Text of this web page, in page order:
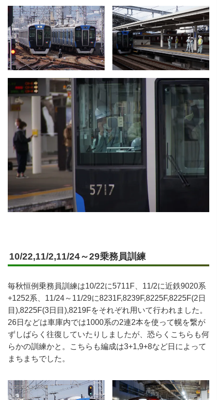
10/22,11/2,11/24～29乗務員訓練
毎秋恒例乗務員訓練は10/22に5711F、11/2に近鉄9020系
+1252系、11/24～11/29に8231F,8239F,8225F,8225F(2日
目),8225F(3日目),8219Fをそれぞれ用いて行われました。
26日などは車庫内では1000系の2連2本を使って幌を繋が
ずしばらく往復していたりしましたが、恐らくこちらも何
らかの訓練かと。こちらも編成は3+1,9+8など日によって
まちまちでした。